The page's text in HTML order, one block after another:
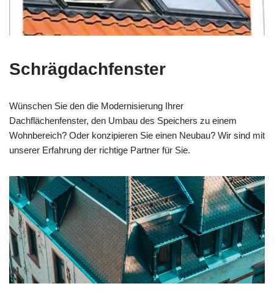
Schrägdachfenster
Wünschen Sie den die Modernisierung Ihrer
Dachflächenfenster, den Umbau des Speichers zu einem
Wohnbereich? Oder konzipieren Sie einen Neubau? Wir sind mit
unserer Erfahrung der richtige Partner für Sie.